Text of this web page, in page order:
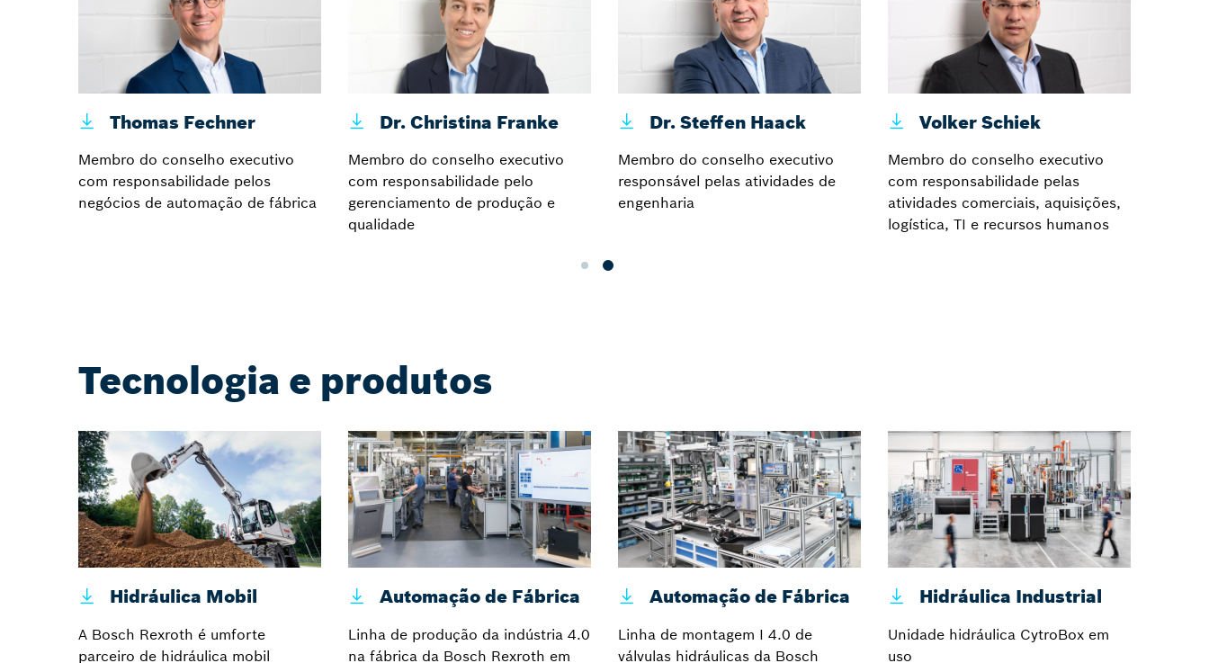
Thomas Fechner
Membro do conselho executivo
com responsabilidade pelos
negócios de automação de fábrica
Dr. Christina Franke
Membro do conselho executivo
com responsabilidade pelo
gerenciamento de produção e
qualidade
Dr. Steffen Haack
Membro do conselho executivo
responsável pelas atividades de
engenharia
Volker Schiek
Membro do conselho executivo
com responsabilidade pelas
atividades comerciais, aquisições,
logística, TI e recursos humanos
Tecnologia e produtos
Hidráulica Mobil
A Bosch Rexroth é umforte
parceiro de hidráulica mobil
Automação de Fábrica
Linha de produção da indústria 4.0
na fábrica da Bosch Rexroth em
Automação de Fábrica
Linha de montagem I 4.0 de
válvulas hidráulicas da Bosch
Hidráulica Industrial
Unidade hidráulica CytroBox em
uso